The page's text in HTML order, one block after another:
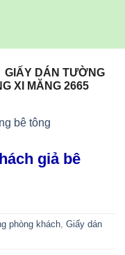
GIẤY DÁN TƯỜNG
XI MĂNG 2665
giả bê
phòng khách, Giấy dán